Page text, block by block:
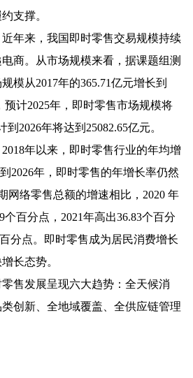
支撑。
年来，我国即时零售交易规模持续
商。从市场规模来看，据课题组测
模从2017年的365.71亿元增长到
预计2025年，即时零售市场规模将
2026年将达到25082.65亿元。
年以来，即时零售行业的年均增
2026年，即时零售的年增长率仍然
网络零售总额的增速相比，2020 年
个百分点，2021年高出36.83个百分
分点。即时零售成为居民消费增长
长态势。
售发展呈现六大趋势：全天候消
创新、全地域覆盖、全供应链管理